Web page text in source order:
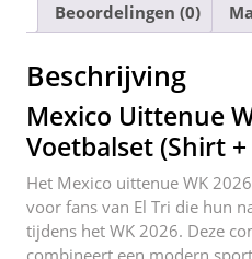
b
o
o
k
st t
Beoordelingen (0)
Beschrijving
Mexico Uittenue
Voetbalset (Shirt
Het Mexico uittenue WK
voor fans van El Tri die hun
tijdens het WK 2026. Deze